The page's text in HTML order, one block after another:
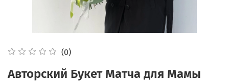
(0)
Авторский Букет Матча для Мамы